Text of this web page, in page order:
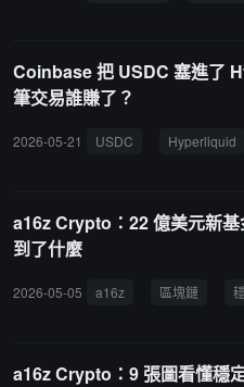
根據發行方規模和風險狀況調整
搶佔個別州的敵意行動，這種漏
Coinbase 把 USDC 塞進了
筆交易誰賺了？
2026-05-21 USDC Hyperliquid
a16z Crypto：22 億美元新
到了什麼
2026-05-05 a16z 區塊鏈
a16z Crypto：9 張圖看懂穩